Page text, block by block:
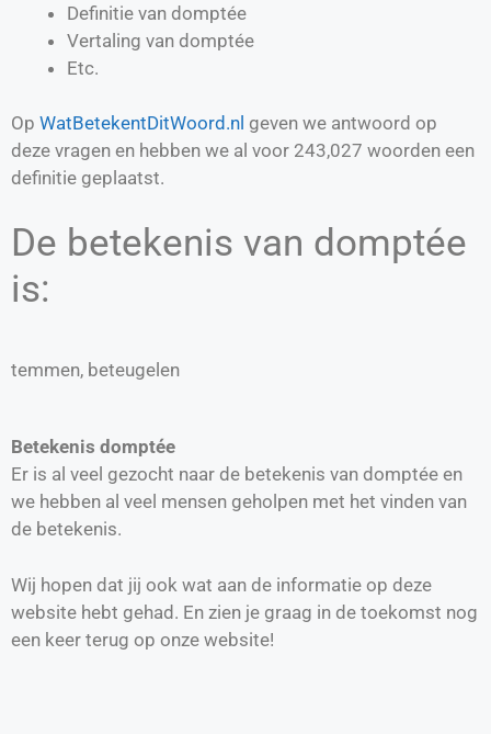
Definitie van domptée
Vertaling van domptée
Etc.
Op WatBetekentDitWoord.nl geven we antwoord op
deze vragen en hebben we al voor 243,027 woorden een
definitie geplaatst.
De betekenis van domptée
is:
temmen, beteugelen
Betekenis domptée
Er is al veel gezocht naar de betekenis van domptée en
we hebben al veel mensen geholpen met het vinden van
de betekenis.
Wij hopen dat jij ook wat aan de informatie op deze
website hebt gehad. En zien je graag in de toekomst nog
een keer terug op onze website!